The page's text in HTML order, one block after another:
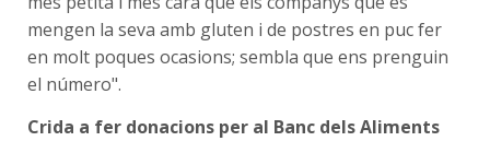
mengen la seva amb gluten i de postres en puc fer
en molt poques ocasions; sembla que ens prenguin
el número".
Crida a fer donacions per al Banc dels Aliments